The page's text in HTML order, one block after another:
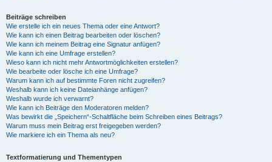
Beiträge schreiben
Wie erstelle ich ein neues Thema oder eine Antwort?
Wie kann ich einen Beitrag bearbeiten oder löschen?
Wie kann ich meinem Beitrag eine Signatur anfügen?
Wie kann ich eine Umfrage erstellen?
Wieso kann ich nicht mehr Antwortmöglichkeiten erstellen?
Wie bearbeite oder lösche ich eine Umfrage?
Warum kann ich auf bestimmte Foren nicht zugreifen?
Weshalb kann ich keine Dateianhänge anfügen?
Weshalb wurde ich verwarnt?
Wie kann ich Beiträge den Moderatoren melden?
Was bewirkt die „Speichern“-Schaltfläche beim Schreiben eines Beitrags?
Warum muss mein Beitrag erst freigegeben werden?
Wie markiere ich ein Thema als neu?
Textformatierung und Thementypen